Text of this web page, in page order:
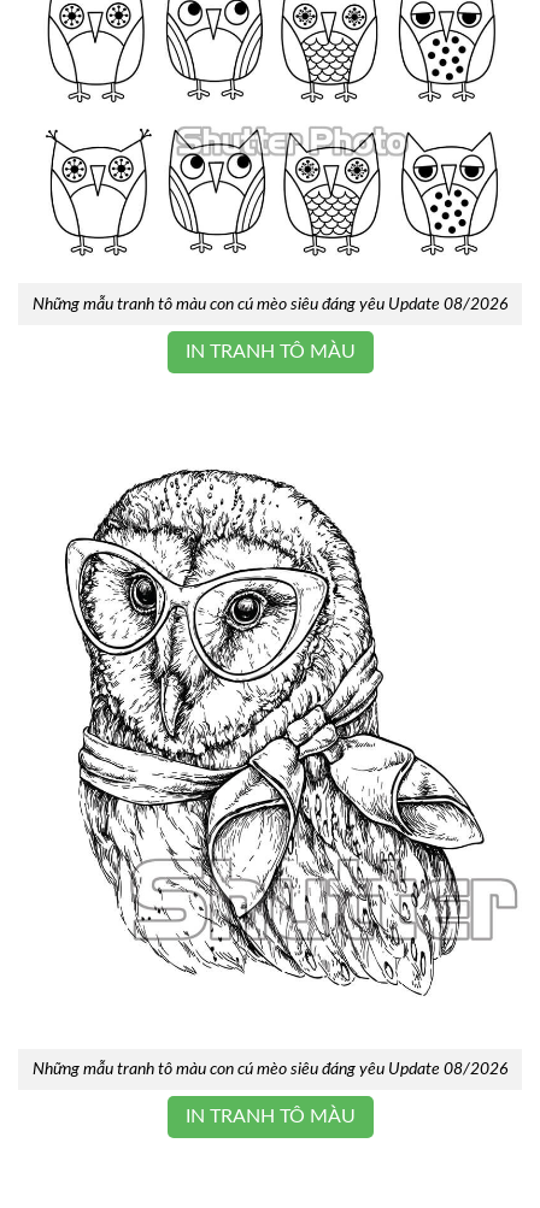
Những mẫu tranh tô màu con cú mèo siêu đáng yêu Update 08/2026
IN TRANH TÔ MÀU
Những mẫu tranh tô màu con cú mèo siêu đáng yêu Update 08/2026
IN TRANH TÔ MÀU